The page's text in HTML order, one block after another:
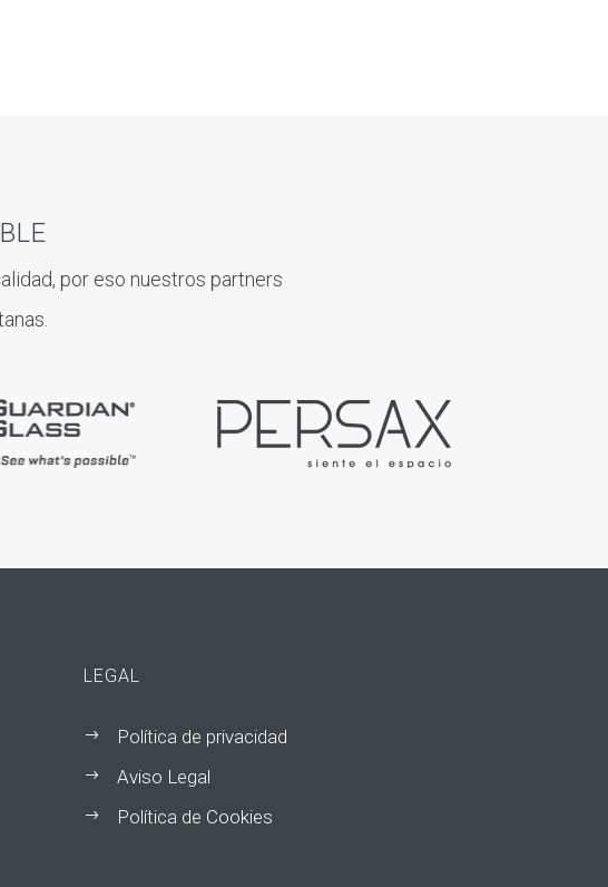
por eso nuestros partners
LEGAL
$ Política de privacidad
$ Aviso Legal
$ Política de Cookies